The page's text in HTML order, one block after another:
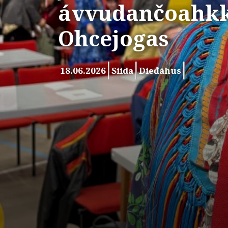
Ohcejogas
18.06.2026 Siida Dieđáhus